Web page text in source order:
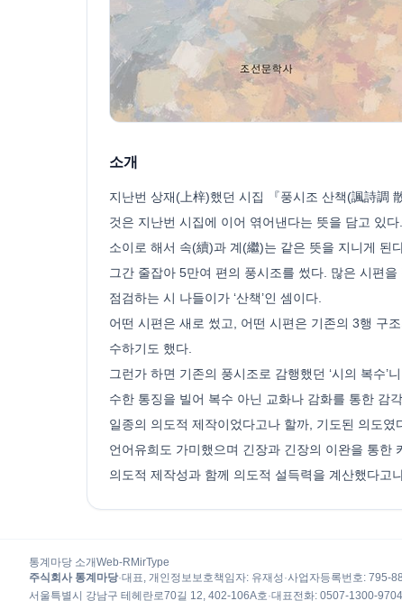
소개
지난번 상재(上梓)했던 시집 『풍시조 산책(諷詩調
것은 지난번 시집에 이어 엮어낸다는 뜻을 담고 있다.
소이로 해서 속(續)과 계(繼)는 같은 뜻을 지니게 된
그간 줄잡아 5만여 편의 풍시조를 썼다. 많은 시편
점검하는 시 나들이가 ‘산책’인 셈이다.
어떤 시편은 새로 썼고, 어떤 시편은 기존의 3행 구
수하기도 했다.
그런가 하면 기존의 풍시조로 감행했던 ‘시의 복수
수한 통징을 빌어 복수 아닌 교화나 감화를 통한 감
일종의 의도적 제작이었다고나 할까, 기도된 의도
언어유희도 가미했으며 긴장과 긴장의 이완을 통한
의도적 제작성과 함께 의도적 설득력을 계산했다고
통계마당 소개Web-R MirType
주식회사 통계마당·대표, 개인정보보호책임자: 유재성·사업자등록번호: 795-
서울특별시 강남구 테헤란로70길 12, 402-106A호·대표전화: 0507-1300-9704